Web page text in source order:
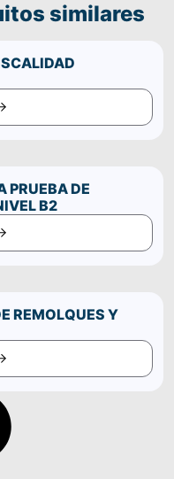
similares
PRUEBA DE
B2
REMOLQUES Y